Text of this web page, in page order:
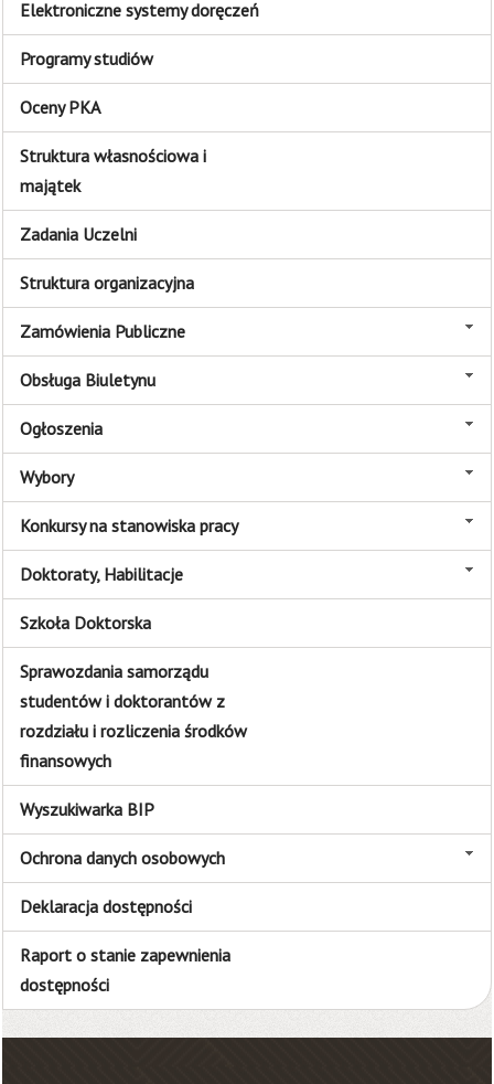
Elektroniczne systemy doręczeń
Programy studiów
Oceny PKA
Struktura własnościowa i
majątek
Zadania Uczelni
Struktura organizacyjna
Zamówienia Publiczne
Obsługa Biuletynu
Ogłoszenia
Wybory
Konkursy na stanowiska pracy
Doktoraty, Habilitacje
Szkoła Doktorska
Sprawozdania samorządu
studentów i doktorantów z
rozdziału i rozliczenia środków
finansowych
Wyszukiwarka BIP
Ochrona danych osobowych
Deklaracja dostępności
Raport o stanie zapewnienia
dostępności